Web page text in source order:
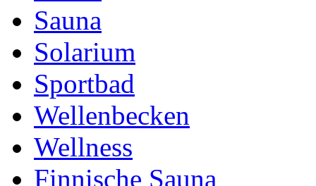
Sauna
Solarium
Sportbad
Wellenbecken
Wellness
Finnische Sauna